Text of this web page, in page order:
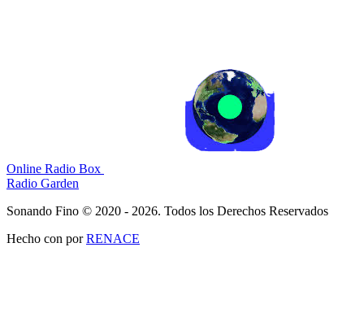
Online Radio Box
Radio Garden
Sonando Fino © 2020 - 2026. Todos los Derechos Reservados
Hecho con porRENACE